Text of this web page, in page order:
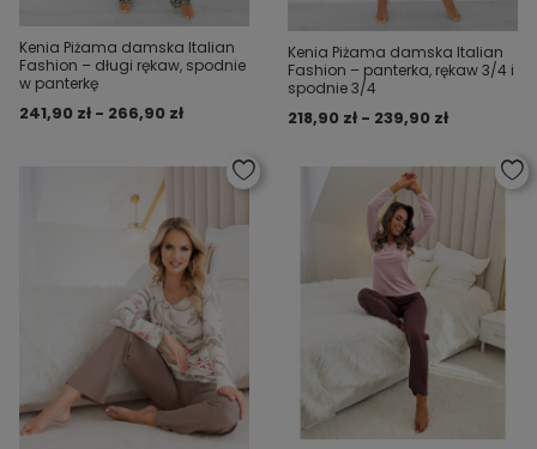
Kenia Piżama damska Italian
Fashion – długi rękaw, spodnie
w panterkę
241,90 zł - 266,90 zł
Kenia Piżama damska Italian
Fashion – panterka, rękaw 3/4 i
spodnie 3/4
218,90 zł - 239,90 zł